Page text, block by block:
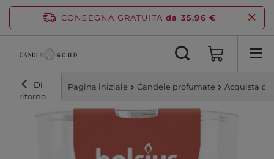
CONSEGNA GRATUITA da 35,96 €
Di
ritorno
Pagina iniziale Candele profumate Acquista per